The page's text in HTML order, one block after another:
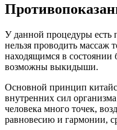
У данной процедуры есть
нельзя проводить
находящимся в состоянии
возможны выкидыши.
Основной принцип
внутренних сил
человека много точек,
равновесию и гармонии,